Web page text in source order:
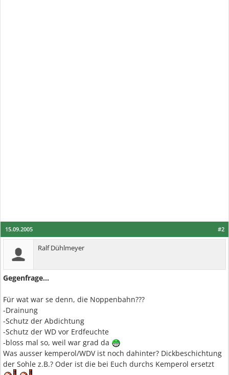
#2
15.09.2005
Ralf Dühlmeyer
Gegenfrage...
Für wat war se denn, die Noppenbahn???
-Drainung
-Schutz der Abdichtung
-Schutz der WD vor Erdfeuchte
-bloss mal so, weil war grad da
Was ausser kemperol/WDV ist noch dahinter? Dickbeschichtung
der Sohle z.B.? Oder ist die bei Euch durchs Kemperol ersetzt